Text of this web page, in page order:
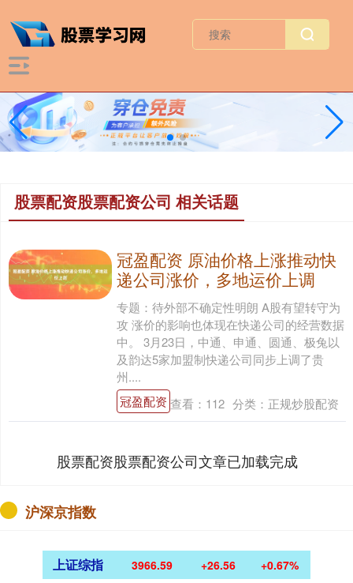
股票配资股票配资公司 相关话题
冠盈配资 原油价格上涨推动快
递公司涨价，多地运价上调
专题：待外部不确定性明朗 A股有望转守为
攻 涨价的影响也体现在快递公司的经营数据
中。 3月23日，中通、申通、圆通、极兔以
及韵达5家加盟制快递公司同步上调了贵
州....
冠盈配资 查看： 112 分类： 正规炒股配资
股票配资股票配资公司文章已加载完成
沪深京指数
上证综指 3966.59 +26.56 +0.67%